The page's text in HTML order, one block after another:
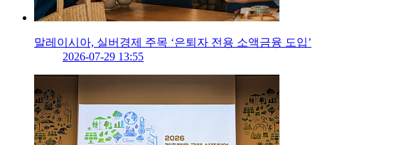
말레이시아, 실버경제 주목 ‘은퇴자 전용 소액금융 도입’
2026-07-29 13:55